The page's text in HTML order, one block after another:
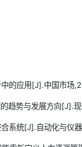
的应用[J].中国市场
趋势与发展方向[J].
系统[J].自动化与仪